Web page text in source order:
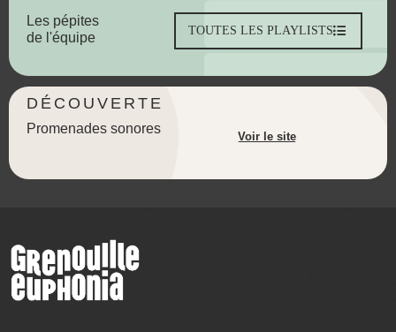
Les pépites
de l'équipe
TOUTES LES PLAYLISTS
DÉCOUVERTE
Promenades sonores
Voir le site